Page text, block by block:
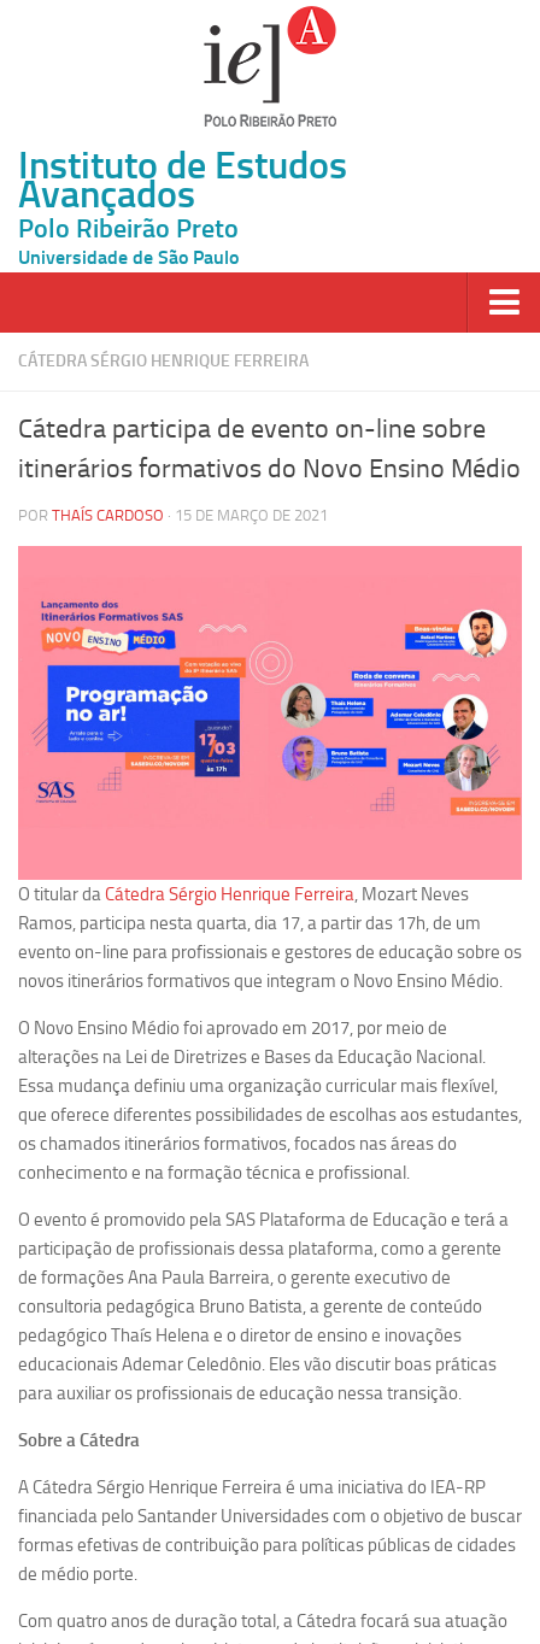
Instituto de Estudos
Avançados
Polo Ribeirão Preto
Universidade de São Paulo
Página Inicial
Inscrição
Grupos de Estudo
Carreira Docente de Impacto
Ciência, Arte, Educação e Sociedade: CienArtES
Grupo de Estudos Avançados em Tecnologia e Informação
em Saúde com foco em Populações Vulneráveis
(Confluencia)
Criminologia Experimental e Segurança Pública
Direito e Tecnologia (Tech Law)
Grupo de Pesquisa GPUBLIC – Centro de Estudos em Gestão
Grupos de pesquisa encerrados
Ano Sabático
Daniel Domingues dos Santos
Programas Ano Sabático Encerrados
Cíntia Rosa Pereira de Lima
Cristina Godoy Bernardo de Oliveira (FDRP)
Evandro Eduardo Seron Ruiz
Fabiana Cristina Severi (FDRP)
Fernando de Lima Caneppele
Geciane Silveira Porto
Professor Sênior
Professores Seniores Encerrados
Institucional
Polo Ribeirão Preto
CÁTEDRA SÉRGIO HENRIQUE FERREIRA
Cátedra participa de evento on-line sobre
itinerários formativos do Novo Ensino Médio
POR THAÍS CARDOSO · 15 DE MARÇO DE 2021
O titular da Cátedra Sérgio Henrique Ferreira, Mozart Neves
Ramos, participa nesta quarta, dia 17, a partir das 17h, de um
evento on-line para profissionais e gestores de educação sobre os
novos itinerários formativos que integram o Novo Ensino Médio.
O Novo Ensino Médio foi aprovado em 2017, por meio de
alterações na Lei de Diretrizes e Bases da Educação Nacional.
Essa mudança definiu uma organização curricular mais flexível,
que oferece diferentes possibilidades de escolhas aos estudantes,
os chamados itinerários formativos, focados nas áreas do
conhecimento e na formação técnica e profissional.
O evento é promovido pela SAS Plataforma de Educação e terá a
participação de profissionais dessa plataforma, como a gerente
de formações Ana Paula Barreira, o gerente executivo de
consultoria pedagógica Bruno Batista, a gerente de conteúdo
pedagógico Thaís Helena e o diretor de ensino e inovações
educacionais Ademar Celedônio. Eles vão discutir boas práticas
para auxiliar os profissionais de educação nessa transição.
Sobre a Cátedra
A Cátedra Sérgio Henrique Ferreira é uma iniciativa do IEA-RP
financiada pelo Santander Universidades com o objetivo de buscar
formas efetivas de contribuição para políticas públicas de cidades
de médio porte.
Com quatro anos de duração total, a Cátedra focará sua atuação